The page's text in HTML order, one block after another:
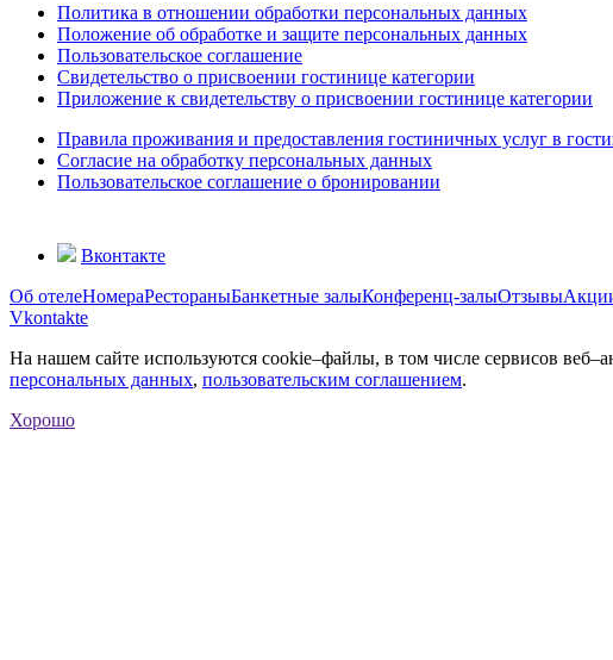
Политика в отношении обработки персональных данных
Положение об обработке и защите персональных данных
Пользовательское соглашение
Свидетельство о присвоении гостинице категории
Приложение к свидетельству о присвоении гостинице категории
Правила проживания и предоставления гостиничных услуг в
Согласие на обработку персональных данных
Пользовательское соглашение о бронировании
Вконтакте
Об отелеНомераРестораныБанкетные залыКонференц-залыОтзывы
Vkontakte
На нашем сайте используются cookie–файлы, в том числе сервисов
персональных данных, пользовательским соглашением.
Хорошо